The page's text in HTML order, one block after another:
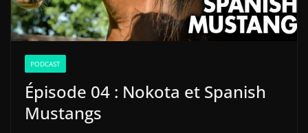
PODCAST
Épisode 04 : Nokota et Spanish
Mustangs